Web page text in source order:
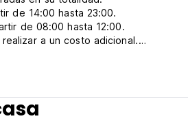
de 14:00 hasta 23:00.
de 08:00 hasta 12:00.
a un costo adicional.
Khada Hostel:
a 20:00.